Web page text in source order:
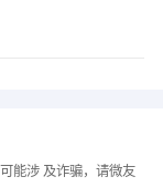
能涉 及诈骗，请微友